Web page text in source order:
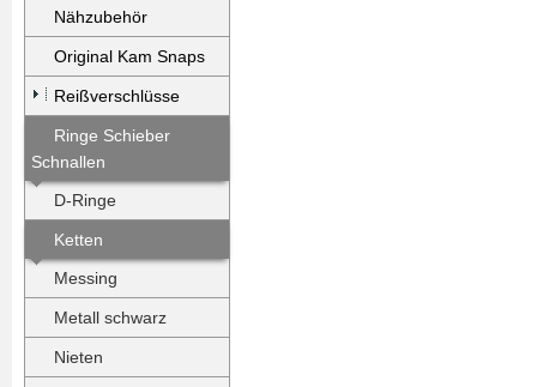
Nähzubehör
Original Kam Snaps
Reißverschlüsse
Ringe Schieber
Schnallen
D-Ringe
Ketten
Messing
Metall schwarz
Nieten